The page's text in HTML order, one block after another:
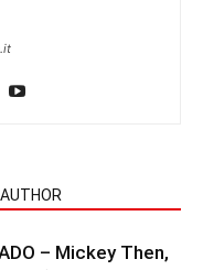
– Mickey Then,